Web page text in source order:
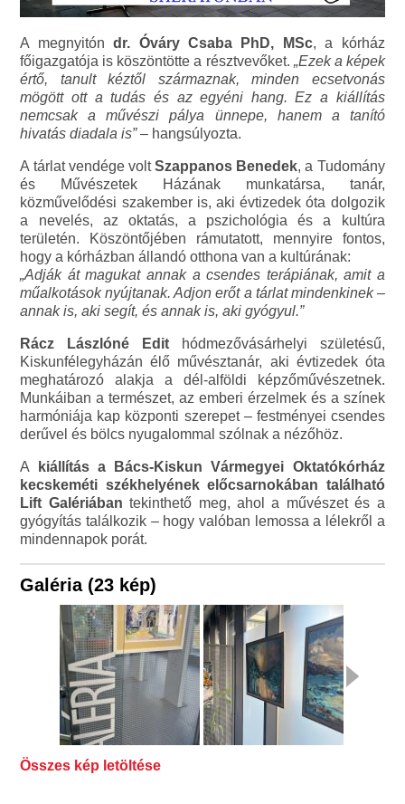
A megnyitóndr. Óváry Csaba PhD, MSc, a kórház
főigazgatója is köszöntötte a résztvevőket. „Ezek a képek
értő, tanult kéztől származnak, minden ecsetvonás
mögött ott a tudás és az egyéni hang. Ez a kiállítás
nemcsak a művészi pálya ünnepe, hanem a tanító
hivatás diadala is”– hangsúlyozta.
A tárlat vendége voltSzappanos Benedek, a Tudomány
és Művészetek Házának munkatársa, tanár,
közművelődési szakember is, aki évtizedek óta dolgozik
a nevelés, az oktatás, a pszichológia és a kultúra
területén. Köszöntőjében rámutatott, mennyire fontos,
hogy a kórházban állandó otthona van a kultúrának:
„Adják át magukat annak a csendes terápiának, amit a
műalkotások nyújtanak. Adjon erőt a tárlat mindenkinek –
annak is, aki segít, és annak is, aki gyógyul.”
Rácz Lászlóné Edit hódmezővásárhelyi születésű,
Kiskunfélegyházán élő művésztanár, aki évtizedek óta
meghatározó alakja a dél-alföldi képzőművészetnek.
Munkáiban a természet, az emberi érzelmek és a színek
harmóniája kap központi szerepet – festményei csendes
derűvel és bölcs nyugalommal szólnak a nézőhöz.
A
kiállítás a Bács-Kiskun Vármegyei Oktatókórház
kecskeméti székhelyének előcsarnokában található
Lift Galériában tekinthető meg, ahol a művészet és a
gyógyítás találkozik – hogy valóban lemossa a lélekről a
mindennapok porát.
Galéria (23 kép)
Összes kép letöltése